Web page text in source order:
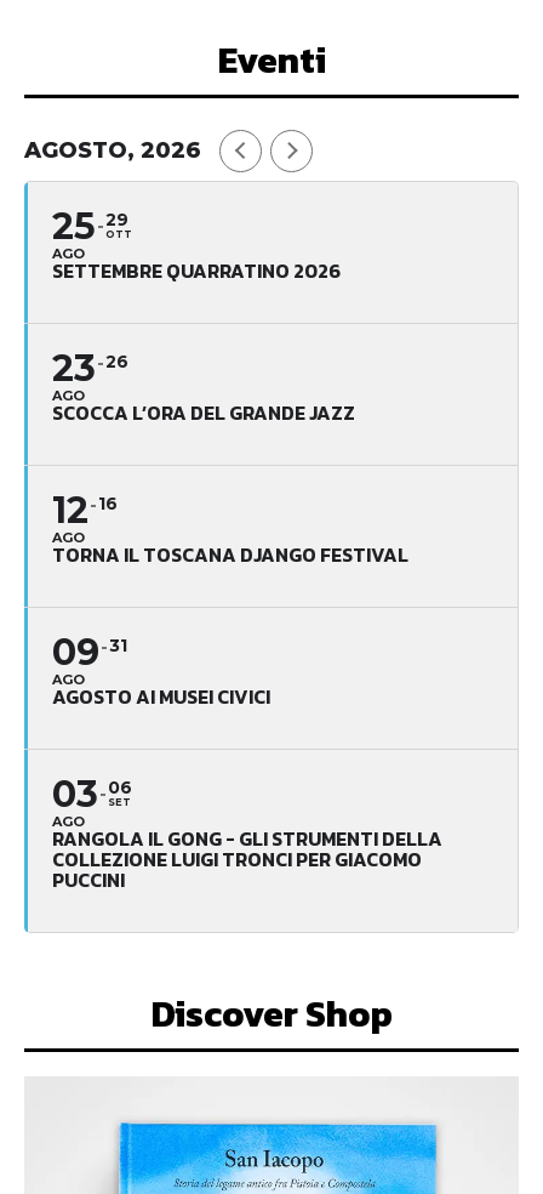
Eventi
AGOSTO, 2026
25
AGO
29
OTT
SETTEMBRE QUARRATINO 2026
23
AGO
26
SCOCCA L’ORA DEL GRANDE JAZZ
12
AGO
16
TORNA IL TOSCANA DJANGO FESTIVAL
09
AGO
31
AGOSTO AI MUSEI CIVICI
03
AGO
06
SET
RANGOLA IL GONG - GLI STRUMENTI DELLA
COLLEZIONE LUIGI TRONCI PER GIACOMO
PUCCINI
Discover Shop